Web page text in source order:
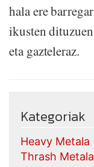
hala ere
ikusten
eta gazteleraz.
Kategoriak
Heavy Metala
Thrash Metala